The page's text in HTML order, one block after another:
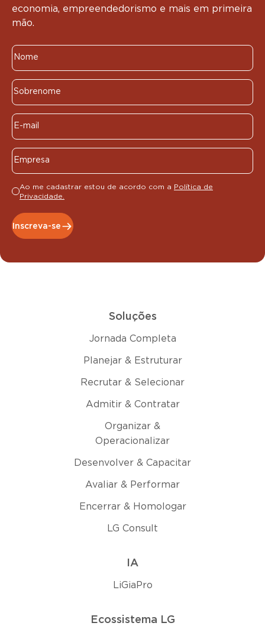
economia, empreendedorismo e mais em primeira
mão.
Ao me cadastrar estou de acordo com a Política de
Privacidade.
Inscreva-se
Soluções
Jornada Completa
Planejar & Estruturar
Recrutar & Selecionar
Admitir & Contratar
Organizar &
Operacionalizar
Desenvolver & Capacitar
Avaliar & Performar
Encerrar & Homologar
LG Consult
IA
LiGiaPro
Ecossistema LG